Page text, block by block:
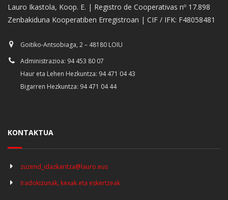
Lauro Ikastola, Koop. E. | Registro de Cooperativas nº 17.898
Zenbakiduna Kooperatiben Erregistroan | CIF / IFK: F48058481
Goitiko-Antsobiaga, 2 – 48180 LOIU
Administrazioa: 94 453 80 07
Haur eta Lehen Hezkuntza: 94 471 04 43
Bigarren Hezkuntza: 94 471 04 44
KONTAKTUA
zuzend_idazkaritza@lauro.eus
Iradokizunak, kexak eta eskertzeak